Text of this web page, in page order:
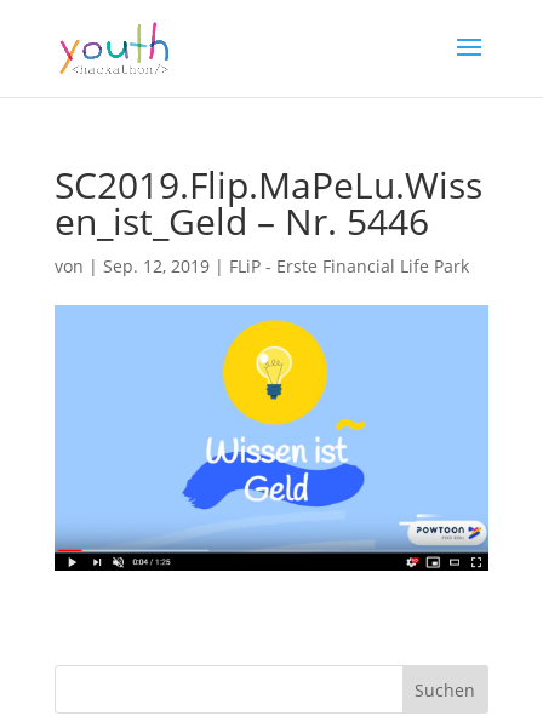
SC2019.Flip.MaPeLu.Wiss
en_ist_Geld – Nr. 5446
von | Sep. 12, 2019| FLiP - Erste Financial Life Park